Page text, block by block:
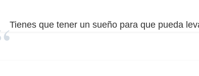
Tienes que tener un sueño para que pueda